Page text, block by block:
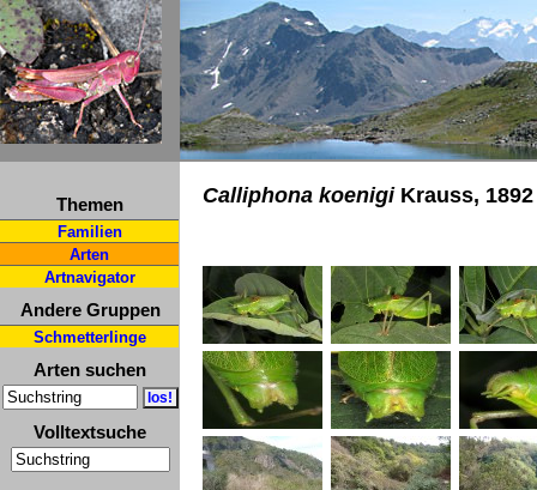
Themen
Familien
Arten
Artnavigator
Andere Gruppen
Schmetterlinge
Arten suchen
Volltextsuche
Calliphona koenigiKrauss, 1892